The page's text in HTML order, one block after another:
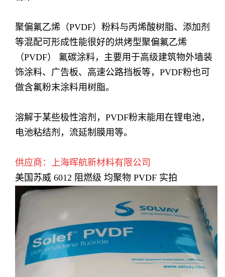
聚偏氟乙烯（PVDF）粉料与丙烯酸树脂、添加剂
等混配可形成性能很好的烘烤型聚偏氟乙烯
（PVDF） 氟碳涂料，主要用于高级建筑物外墙装
饰涂料、广告板、高速公路挡板等，PVDF粉也可
做含氟粉末涂料用树脂。
溶解于某些极性溶剂，PVDF粉末能用在锂电池，
电池粘结剂，流延制膜用等。
供应商：上海晖航新材料有限公司
美国苏威 6012 阻燃级 均聚物 PVDF 实拍